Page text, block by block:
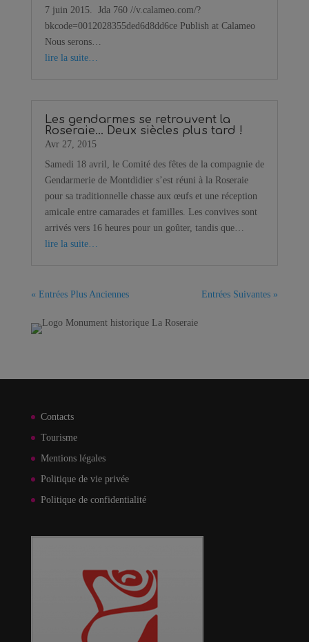
7 juin 2015. Jda 760 //v.calameo.com/?
bkcode=0012028355ded6d8dd6ce Publish at Calameo
Nous serons…
lire la suite…
Les gendarmes se retrouvent la
Roseraie… Deux siècles plus tard !
Avr 27, 2015
Samedi 18 avril, le Comité des fêtes de la compagnie de
Gendarmerie de Montdidier s’est réuni à la Roseraie
pour sa traditionnelle chasse aux œufs et une réception
amicale entre camarades et familles. Les convives sont
arrivés vers 16 heures pour un goûter, tandis que…
lire la suite…
« Entrées Plus Anciennes Entrées Suivantes »
Contacts
Tourisme
Mentions légales
Politique de vie privée
Politique de confidentialité